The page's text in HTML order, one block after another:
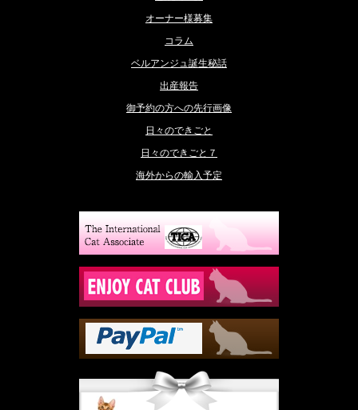
オーナー様募集
コラム
ベルアンジュ誕生秘話
出産報告
御予約の方への先行画像
日々のできごと
日々のできごと７
海外からの輸入予定